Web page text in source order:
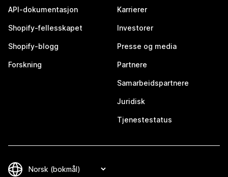
API-dokumentasjon
Shopify-fellesskapet
Shopify-blogg
Forskning
Karrierer
Investorer
Presse og media
Partnere
Samarbeidspartnere
Juridisk
Tjenestestatus